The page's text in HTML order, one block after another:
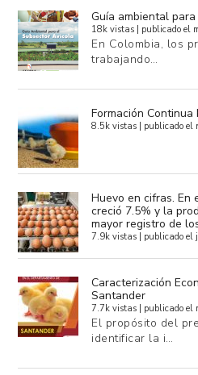
Guía ambiental
18k vistas publicado el
En Colombia, los
trabajando…
Formación
8.5k vistas publicado el
Huevo en cifras. En
creció 7.5% y la
mayor registro de
7.9k vistas publicado el
Caracterización
Santander
7.7k vistas publicado el
El propósito del
identificar la i…